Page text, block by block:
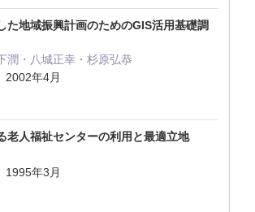
た地域振興計画のためのGIS活用基礎調
潤・八城正幸・杉原弘恭
年4月
老人福祉センターの利用と最適立地
年3月